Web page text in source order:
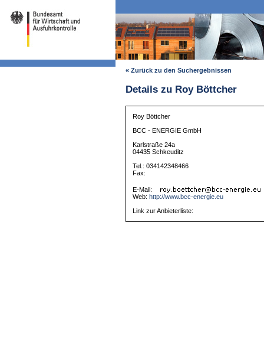
« Zurück zu den Suchergebnissen
Details zu Roy Böttcher
Roy Böttcher
BCC - ENERGIE GmbH
Karlstraße 24a
04435 Schkeuditz
Tel.: 034142348466
Fax:
E-Mail:
Web: http://www.bcc-energie.eu
Link zur Anbieterliste: